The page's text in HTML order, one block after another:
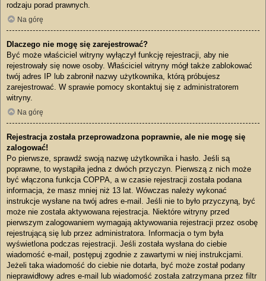
rodzaju porad prawnych.
Na górę
Dlaczego nie mogę się zarejestrować?
Być może właściciel witryny wyłączył funkcję rejestracji, aby nie
rejestrowały się nowe osoby. Właściciel witryny mógł także zablokować
twój adres IP lub zabronił nazwy użytkownika, którą próbujesz
zarejestrować. W sprawie pomocy skontaktuj się z administratorem
witryny.
Na górę
Rejestracja została przeprowadzona poprawnie, ale nie mogę się
zalogować!
Po pierwsze, sprawdź swoją nazwę użytkownika i hasło. Jeśli są
poprawne, to wystąpiła jedna z dwóch przyczyn. Pierwszą z nich może
być włączona funkcja COPPA, a w czasie rejestracji została podana
informacja, że masz mniej niż 13 lat. Wówczas należy wykonać
instrukcje wysłane na twój adres e-mail. Jeśli nie to było przyczyną, być
może nie została aktywowana rejestracja. Niektóre witryny przed
pierwszym zalogowaniem wymagają aktywowania rejestracji przez osobę
rejestrującą się lub przez administratora. Informacja o tym była
wyświetlona podczas rejestracji. Jeśli została wysłana do ciebie
wiadomość e-mail, postępuj zgodnie z zawartymi w niej instrukcjami.
Jeżeli taka wiadomość do ciebie nie dotarła, być może został podany
nieprawidłowy adres e-mail lub wiadomość została zatrzymana przez filtr